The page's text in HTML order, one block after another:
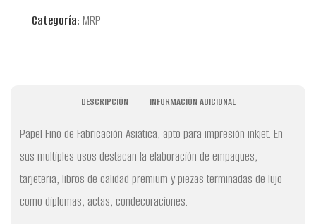
Categoría: MRP
DESCRIPCIÓN INFORMACIÓN ADICIONAL
Papel Fino de Fabricación Asiática, apto para impresión inkjet. En
sus multiples usos destacan la elaboración de empaques,
tarjeteria, libros de calidad premium y piezas terminadas de lujo
como diplomas, actas, condecoraciones.